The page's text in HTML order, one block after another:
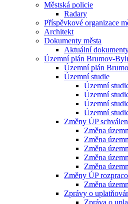
Městská policie
Radary
Příspěvkové organizace
Architekt
Dokumenty města
Aktuální
Územní plán Brumov-
Územní plán
Územní studie
Územní
Územní
Územní
Územní
Změny ÚP
Změna
Změna
Změna
Změna
Změna
Změny ÚP
Změna
Zprávy o
Zpráva o